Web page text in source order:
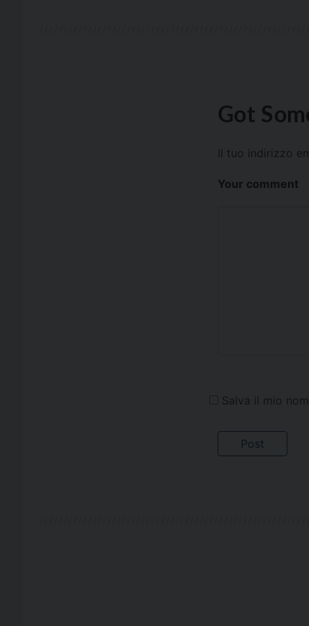
Got
Il tuo indirizzo
Your comment
Salva il mio